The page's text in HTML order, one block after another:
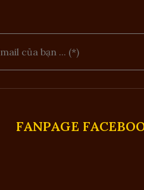
FANPAGE